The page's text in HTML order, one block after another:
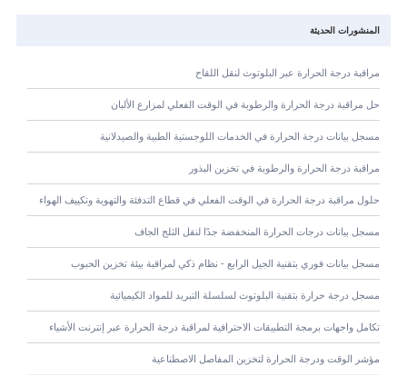
المنشورات الحديثة
مراقبة درجة الحرارة عبر البلوتوث لنقل اللقاح
حل مراقبة درجة الحرارة والرطوبة في الوقت الفعلي لمزارع الألبان
مسجل بيانات درجة الحرارة في الخدمات اللوجستية الطبية والصيدلانية
مراقبة درجة الحرارة والرطوبة في تخزين البذور
حلول مراقبة درجة الحرارة في الوقت الفعلي في قطاع التدفئة والتهوية وتكييف الهواء
مسجل بيانات درجات الحرارة المنخفضة جدًا لنقل الثلج الجاف
مسجل بيانات فوري بتقنية الجيل الرابع - نظام ذكي لمراقبة بيئة تخزين الحبوب
مسجل درجة حرارة بتقنية البلوتوث لسلسلة التبريد للمواد الكيميائية
تكامل واجهات برمجة التطبيقات الاحترافية لمراقبة درجة الحرارة عبر إنترنت الأشياء
مؤشر الوقت ودرجة الحرارة لتخزين المفاصل الاصطناعية